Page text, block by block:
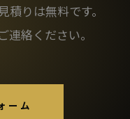
りは無料です。
連絡ください。
ーム